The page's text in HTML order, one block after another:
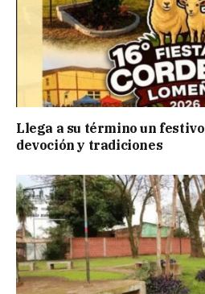
Llega a su término un
devoción y tradiciones